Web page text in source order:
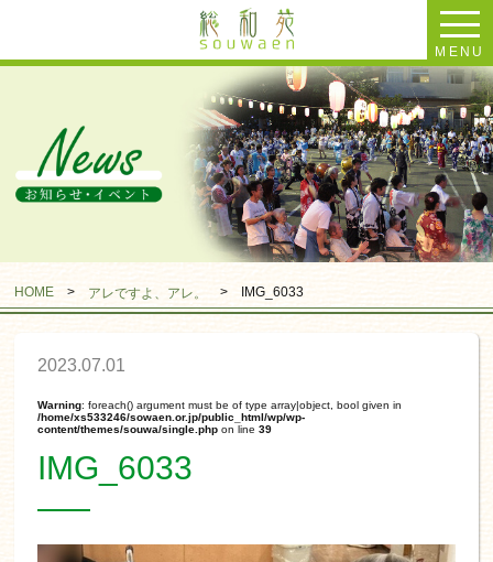
MENU
HOME > アレですよ、アレ。 > IMG_6033
2023.07.01
Warning: foreach() argument must be of type array|object, bool given in
/home/xs533246/sowaen.or.jp/public_html/wp/wp-
content/themes/souwa/single.php on line39
IMG_6033